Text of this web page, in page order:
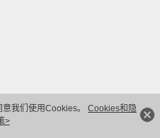
我们使用Cookies。 Cookies和隐
>